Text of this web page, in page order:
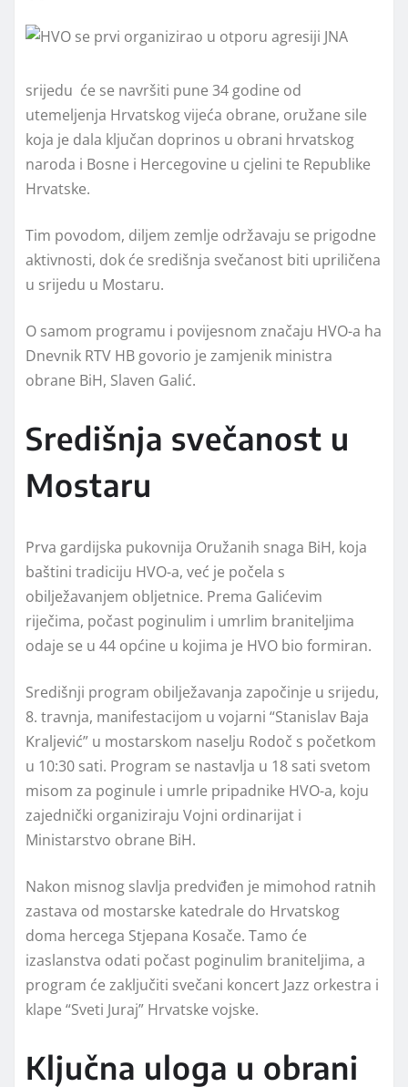
srijedu će se navršiti pune 34 godine od
utemeljenja Hrvatskog vijeća obrane, oružane sile
koja je dala ključan doprinos u obrani hrvatskog
naroda i Bosne i Hercegovine u cjelini te Republike
Hrvatske.
Tim povodom, diljem zemlje održavaju se prigodne
aktivnosti, dok će središnja svečanost biti upriličena
u srijedu u Mostaru.
O samom programu i povijesnom značaju HVO-a ha
Dnevnik RTV HB govorio je zamjenik ministra
obrane BiH, Slaven Galić.
Središnja svečanost u
Mostaru
Prva gardijska pukovnija Oružanih snaga BiH, koja
baštini tradiciju HVO-a, već je počela s
obilježavanjem obljetnice. Prema Galićevim
riječima, počast poginulim i umrlim braniteljima
odaje se u 44 općine u kojima je HVO bio formiran.
Središnji program obilježavanja započinje u srijedu,
8. travnja, manifestacijom u vojarni “Stanislav Baja
Kraljević” u mostarskom naselju Rodoč s početkom
u 10:30 sati. Program se nastavlja u 18 sati svetom
misom za poginule i umrle pripadnike HVO-a, koju
zajednički organiziraju Vojni ordinarijat i
Ministarstvo obrane BiH.
Nakon misnog slavlja predviđen je mimohod ratnih
zastava od mostarske katedrale do Hrvatskog
doma hercega Stjepana Kosače. Tamo će
izaslanstva odati počast poginulim braniteljima, a
program će zaključiti svečani koncert Jazz orkestra i
klape “Sveti Juraj” Hrvatske vojske.
Ključna uloga u obrani